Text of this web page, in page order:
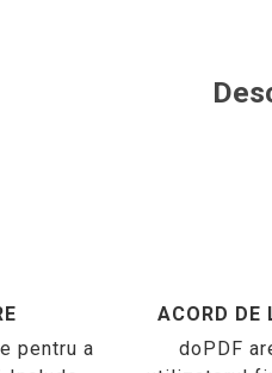
pentru a
ACORD DE
doPDF